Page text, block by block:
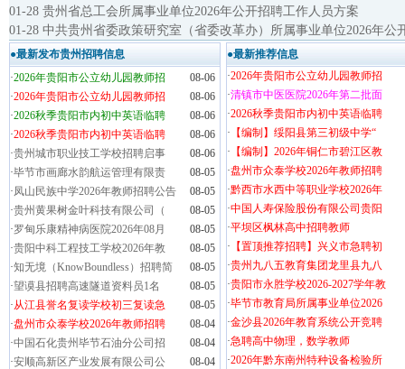
01-28 贵州省总工会所属事业单位2026年公开招聘工作人员方案
01-28 中共贵州省委政策研究室（省委改革办）所属事业单位2026年公
●最新发布贵州招聘信息
·2026年贵阳市公立幼儿园教师招
08-06
·2026年贵阳市公立幼儿园教师招
08-06
·2026秋季贵阳市内初中英语临聘
08-06
·2026秋季贵阳市内初中英语临聘
08-06
·贵州城市职业技工学校招聘启事
08-06
·毕节市画廊水韵航运管理有限责
08-05
·凤山民族中学2026年教师招聘公告
08-05
·贵州黄果树金叶科技有限公司（
08-05
·罗甸乐康精神病医院2026年08月
08-05
·贵阳中科工程技工学校2026年教
08-05
·知无境（KnowBoundless）招聘简
08-05
·望谟县招聘高速隧道资料员1名
08-05
·从江县誉名复读学校初三复读急
08-05
·盘州市众泰学校2026年教师招聘
08-04
·中国石化贵州毕节石油分公司招
08-04
·安顺高新区产业发展有限公司公
08-04
●最新推荐信息
·2026年贵阳市公立幼儿园教师招
·清镇市中医医院2026年第二批面
·2026秋季贵阳市内初中英语临聘
· 【编制】绥阳县第三初级中学“
· 【编制】2026年铜仁市碧江区教
·盘州市众泰学校2026年教师招聘
·黔西市水西中等职业学校2026年
·中国人寿保险股份有限公司贵阳
·平坝区枫林高中招聘教师
· 【置顶推荐招聘】兴义市急聘初
·贵州九八五教育集团龙里县九八
·贵阳市永胜学校2026-2027学年教
·毕节市教育局所属事业单位2026
·金沙县2026年教育系统公开竞聘
·急聘高中物理，数学教师
·2026年黔东南州特种设备检验所